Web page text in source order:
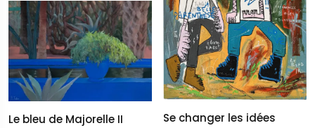
Le bleu de Majorelle II Se changer les idées